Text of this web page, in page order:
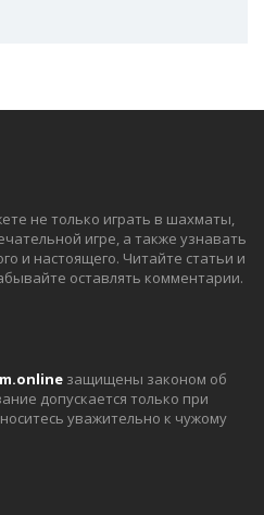
не только играть в шахматы,
игре, а также узнавать
и настоящего. Читайте статьи и
оставлять комментарии.
защищены законом об
допускается только при
уважительно к чужому